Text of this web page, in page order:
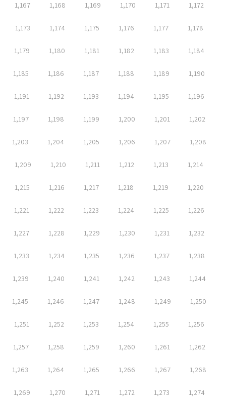
1,167 1,168 1,169 1,170 1,171 1,172
1,173 1,174 1,175 1,176 1,177 1,178
1,179 1,180 1,181 1,182 1,183 1,184
1,185 1,186 1,187 1,188 1,189 1,190
1,191 1,192 1,193 1,194 1,195 1,196
1,197 1,198 1,199 1,200 1,201 1,202
1,203 1,204 1,205 1,206 1,207 1,208
1,209 1,210 1,211 1,212 1,213 1,214
1,215 1,216 1,217 1,218 1,219 1,220
1,221 1,222 1,223 1,224 1,225 1,226
1,227 1,228 1,229 1,230 1,231 1,232
1,233 1,234 1,235 1,236 1,237 1,238
1,239 1,240 1,241 1,242 1,243 1,244
1,245 1,246 1,247 1,248 1,249 1,250
1,251 1,252 1,253 1,254 1,255 1,256
1,257 1,258 1,259 1,260 1,261 1,262
1,263 1,264 1,265 1,266 1,267 1,268
1,269 1,270 1,271 1,272 1,273 1,274